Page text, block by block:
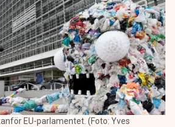
EU-parlamentet. (Foto: Yves